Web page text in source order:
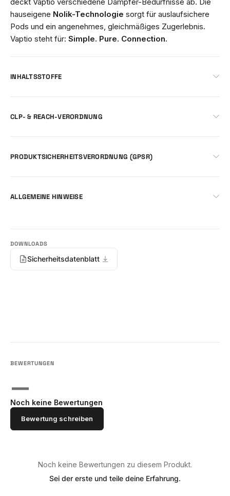
hauseigene Nolik-Technologie sorgt für auslaufsichere
Pods und ein angenehmes, gleichmäßiges Zugerlebnis.
Vaptio steht für: Simple. Pure. Connection.
INHALTSSTOFFE
CLP- & REACH-VERORDNUNG
PRODUKTSICHERHEITSVERORDNUNG (GPSR)
ALLGEMEINE HINWEISE
Sicherheitsdatenblatt
—
Noch keine Bewertungen
Bewertung schreiben
Noch keine Bewertungen zu diesem Produkt.
Sei der erste und teile deine Erfahrung.